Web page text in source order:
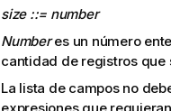
size ::= number
Numberes un número
cantidad de registros que
La lista de campos no